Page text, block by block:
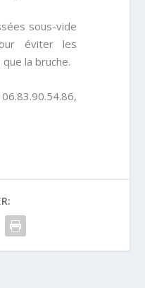
sous-vide
éviter les
la bruche.